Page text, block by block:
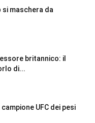
maschera da
britannico: il
di...
UFC dei pesi